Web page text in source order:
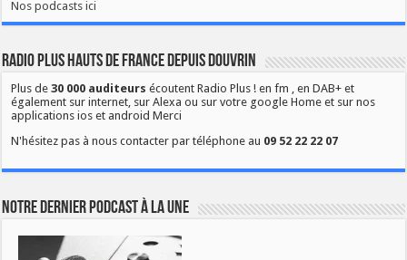
Nos podcasts ici
Radio Plus Hauts de France depuis Douvrin
Plus de30 000 auditeurs écoutent Radio Plus ! en fm , en DAB+ et
également sur internet, sur Alexa ou sur votre google Home et sur nos
applications ios et android Merci
N'hésitez pas à nous contacter par téléphone au 09 52 22 22 07
Notre dernier podcast à la une